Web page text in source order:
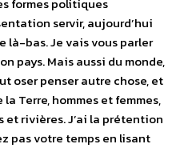
formes politiques
servir, aujourd’hui
là-bas. Je vais vous parler
pays. Mais aussi du monde,
oser penser autre chose, et
Terre, hommes et femmes,
rivières. J’ai la prétention
pas votre temps en lisant